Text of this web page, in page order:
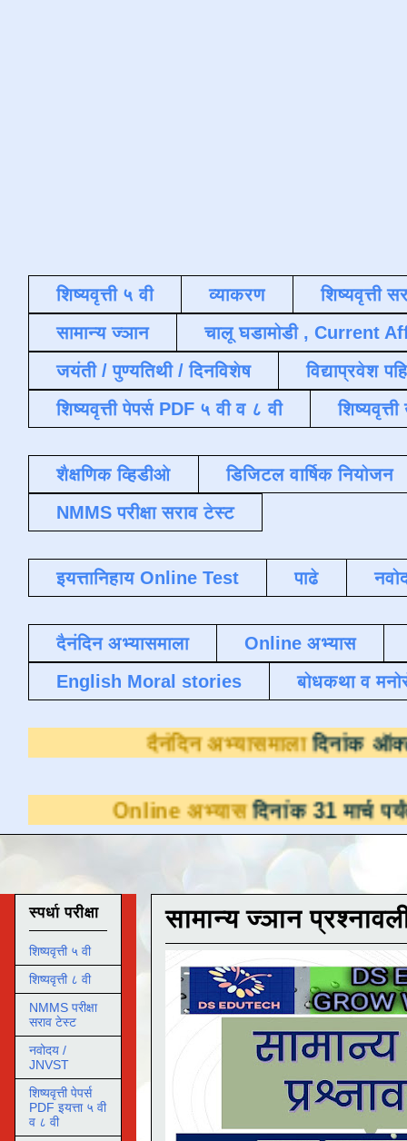
शिष्यवृत्ती ५ वी व्याकरण
शिष्यवृत्ती
सामान्य ज्ञान
चालू घडामोडी , Current
जयंती / पुण्यतिथी / दिनविशेष
विद्याप्रवेश
शिष्यवृत्ती पेपर्स PDF ५ वी व ८ वी
शैक्षणिक व्हिडीओ
डिजिटल वार्षिक नियोजन
NMMS परीक्षा सराव टेस्ट
इयत्तानिहाय Online Test पाढे
दैनंदिन अभ्यासमाला
Online अभ्यास
English Moral stories
बोधकथा व
दैनंदिन
Online अभ्यासदिनांक 31 मार्च पर्यंत
सामान्य ज्ञान
स्पर्धा परीक्षा
शिष्यवृत्ती ५ वी
शिष्यवृत्ती ८ वी
NMMS परीक्षा
सराव टेस्ट
नवोदय /
JNVST
शिष्यवृत्ती पेपर्स
PDF इयत्ता ५ वी
व ८ वी